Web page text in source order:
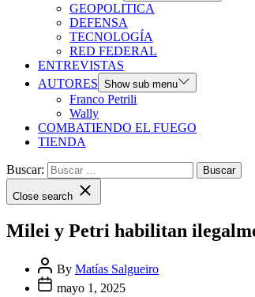
GEOPOLITICA
DEFENSA
TECNOLOGÍA
RED FEDERAL
ENTREVISTAS
AUTORES Show sub menu
Franco Petrili
Wally
COMBATIENDO EL FUEGO
TIENDA
Buscar:
Close search
Milei y Petri habilitan
By Matías Salgueiro
mayo 1, 2025